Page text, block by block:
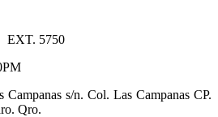
EXT. 5750
s/n. Col. Las Campanas CP.
Qro.